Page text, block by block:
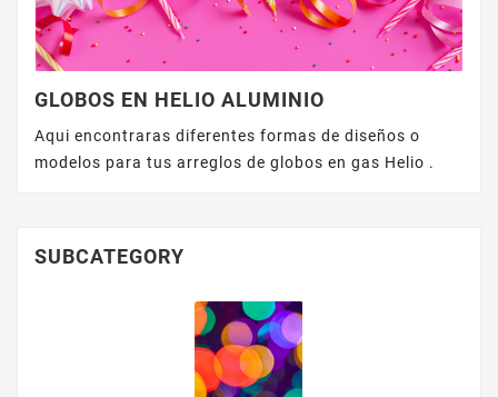
GLOBOS EN HELIO ALUMINIO
Aqui encontraras diferentes formas de diseños o
modelos para tus arreglos de globos en gas Helio .
SUBCATEGORY